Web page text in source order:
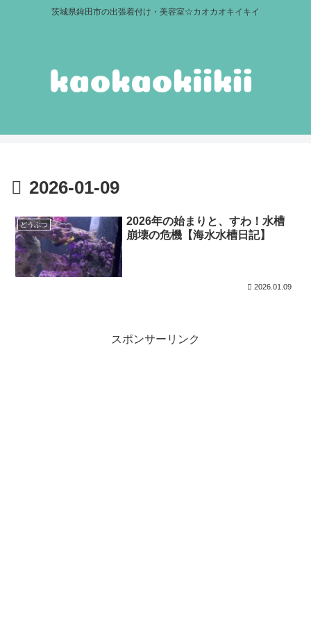
茨城県鉾田市の出張着付け・美容室☆カオカオキイキイ
2026-01-09
どうぶつ
2026年の始まりと、すわ！水槽
崩壊の危機【海水水槽日記】
2026.01.09
スポンサーリンク